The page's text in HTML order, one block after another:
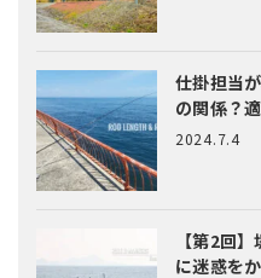
仕掛担当
の関係？
2024.7.4
【第2回
に迷惑を